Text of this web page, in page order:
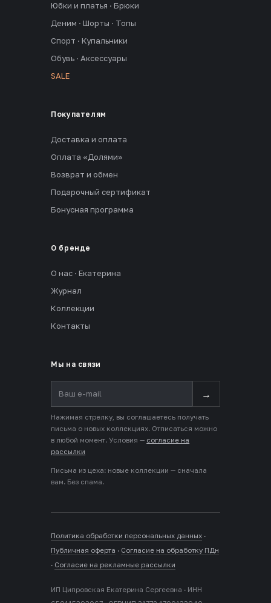
Юбки и платья · Брюки
Деним · Шорты · Топы
Спорт · Купальники
Обувь · Аксессуары
SALE
Покупателям
Доставка и оплата
Оплата «Долями»
Возврат и обмен
Подарочный сертификат
Бонусная программа
О бренде
О нас · Екатерина
Журнал
Коллекции
Контакты
Мы на связи
→
Нажимая стрелку, вы соглашаетесь получать
письма о новых коллекциях. Отписаться можно
в любой момент. Условия — согласие на
рассылки
Письма из цеха: новые коллекции — сначала
вам. Без спама.
Политика обработки персональных данных ·
Публичная оферта · Согласие на обработку ПДн
· Согласие на рекламные рассылки
ИП Ципровская Екатерина Сергеевна · ИНН